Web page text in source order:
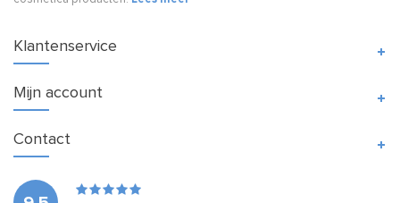
Klantenservice
Mijn account
Contact